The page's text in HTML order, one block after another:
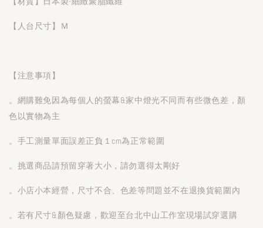
【人台尺寸】Ｍ
【注意事項】
。網購難免因為每個人的螢幕&家中燈光不同而有些微色差，顏
色以實物為主
。手工測量單面誤差正負１cm為正常範圍
。挑選商品請預留穿著大小，請勿選得太剛好
。小店小本經營，尺寸不合、色差等問題並不在退換貨範圍內
。若有尺寸&顏色疑慮，歡迎至台北中山工作室現場試穿選購